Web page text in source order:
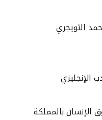
التويجري
الإنجليزي
الإنسان بالمملكة